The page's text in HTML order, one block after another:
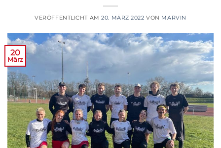
VERÖFFENTLICHT AM20. MÄRZ 2022 VON MARVIN
20
März